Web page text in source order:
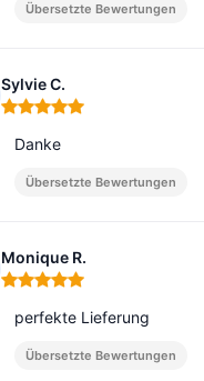
Übersetzte Bewertungen
Sylvie C.
Hinweis: 5 von 5
Danke
Übersetzte Bewertungen
Monique R.
Hinweis: 5 von 5
perfekte Lieferung
Übersetzte Bewertungen